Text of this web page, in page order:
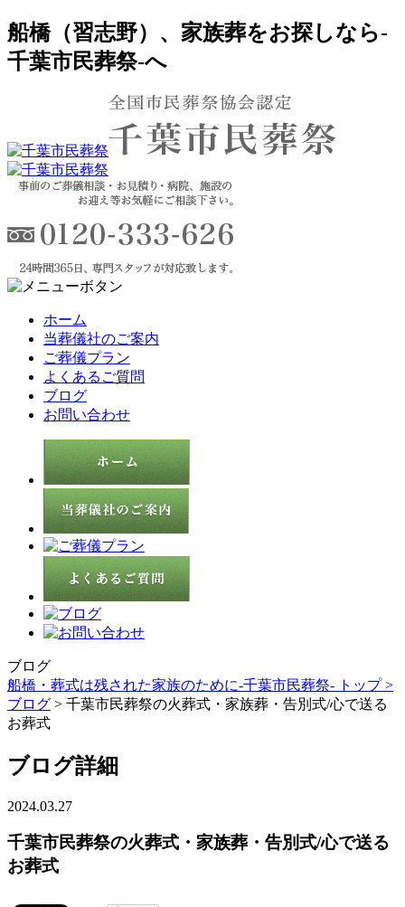
船橋（習志野）、家族葬をお探しなら-
千葉市民葬祭-へ
ホーム
当葬儀社のご案内
ご葬儀プラン
よくあるご質問
ブログ
お問い合わせ
ブログ
船橋・葬式は残された家族のために-千葉市民葬祭- トップ >
ブログ > 千葉市民葬祭の火葬式・家族葬・告別式/心で送る
お葬式
ブログ詳細
2024.03.27
千葉市民葬祭の火葬式・家族葬・告別式/心で送る
お葬式